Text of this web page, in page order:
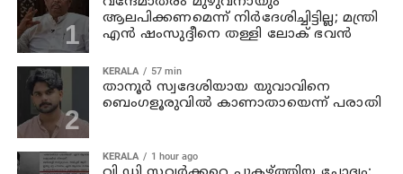
ആലപിക്കണമെന്ന് നിര്‍ദേശിച്ചിട്ടില്ല; മന്ത്രി
എന്‍ ഷംസുദ്ദീനെ തള്ളി ലോക് ഭവന്‍
KERALA 57 min
താനൂര്‍ സ്വദേശിയായ യുവാവിനെ
ബെംഗളൂരുവില്‍ കാണാതായെന്ന് പരാതി
KERALA 1 hour ago